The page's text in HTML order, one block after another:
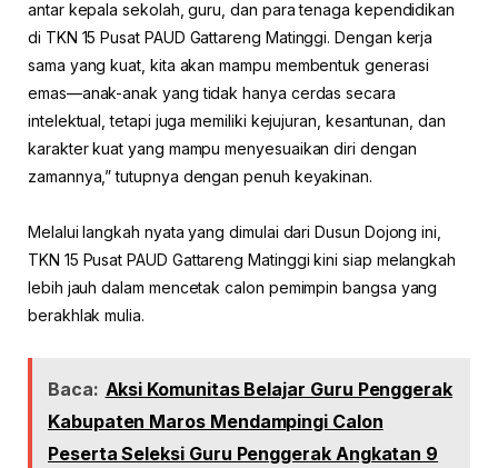
antar kepala sekolah, guru, dan para tenaga kependidikan
di TKN 15 Pusat PAUD Gattareng Matinggi. Dengan kerja
sama yang kuat, kita akan mampu membentuk generasi
emas—anak-anak yang tidak hanya cerdas secara
intelektual, tetapi juga memiliki kejujuran, kesantunan, dan
karakter kuat yang mampu menyesuaikan diri dengan
zamannya,” tutupnya dengan penuh keyakinan.
Melalui langkah nyata yang dimulai dari Dusun Dojong ini,
TKN 15 Pusat PAUD Gattareng Matinggi kini siap melangkah
lebih jauh dalam mencetak calon pemimpin bangsa yang
berakhlak mulia.
Baca: Aksi Komunitas Belajar Guru Penggerak
Kabupaten Maros Mendampingi Calon
Peserta Seleksi Guru Penggerak Angkatan 9